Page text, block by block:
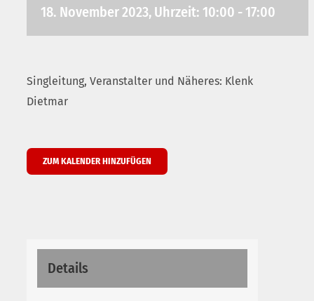
18. November 2023, Uhrzeit: 10:00 - 17:00
Singleitung, Veranstalter und Näheres: Klenk
Dietmar
ZUM KALENDER HINZUFÜGEN
Details